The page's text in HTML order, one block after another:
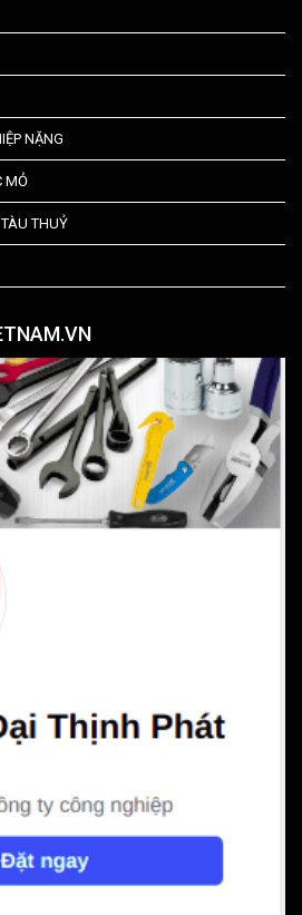
NẶNG
MỎ
THUỶ